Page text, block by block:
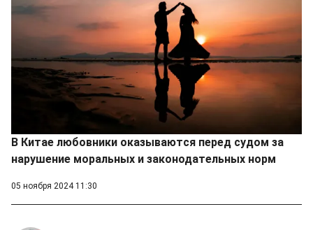
В Китае любовники оказываются перед судом за
нарушение моральных и законодательных норм
05 ноября 2024 11:30